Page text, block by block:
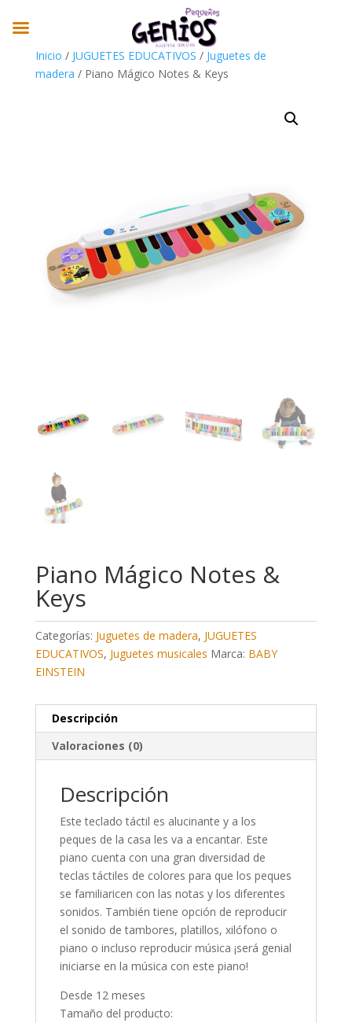
Inicio / JUGUETES EDUCATIVOS / Juguetes de
madera / Piano Mágico Notes & Keys
Piano Mágico Notes &
Keys
Categorías: Juguetes de madera, JUGUETES
EDUCATIVOS, Juguetes musicales Marca: BABY
EINSTEIN
Descripción
Valoraciones (0)
Descripción
Este teclado táctil es alucinante y a los
peques de la casa les va a encantar. Este
piano cuenta con una gran diversidad de
teclas táctiles de colores para que los peques
se familiaricen con las notas y los diferentes
sonidos. También tiene opción de reproducir
el sonido de tambores, platillos, xilófono o
piano o incluso reproducir música ¡será genial
iniciarse en la música con este piano!
Desde 12 meses
Tamaño del producto: